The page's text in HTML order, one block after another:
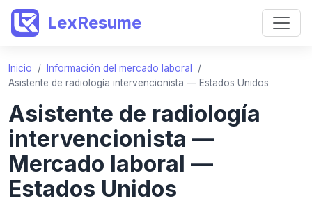
LexResume
Inicio / Información del mercado laboral
/
Asistente de radiología intervencionista — Estados Unidos
Asistente de radiología
intervencionista —
Mercado laboral —
Estados Unidos